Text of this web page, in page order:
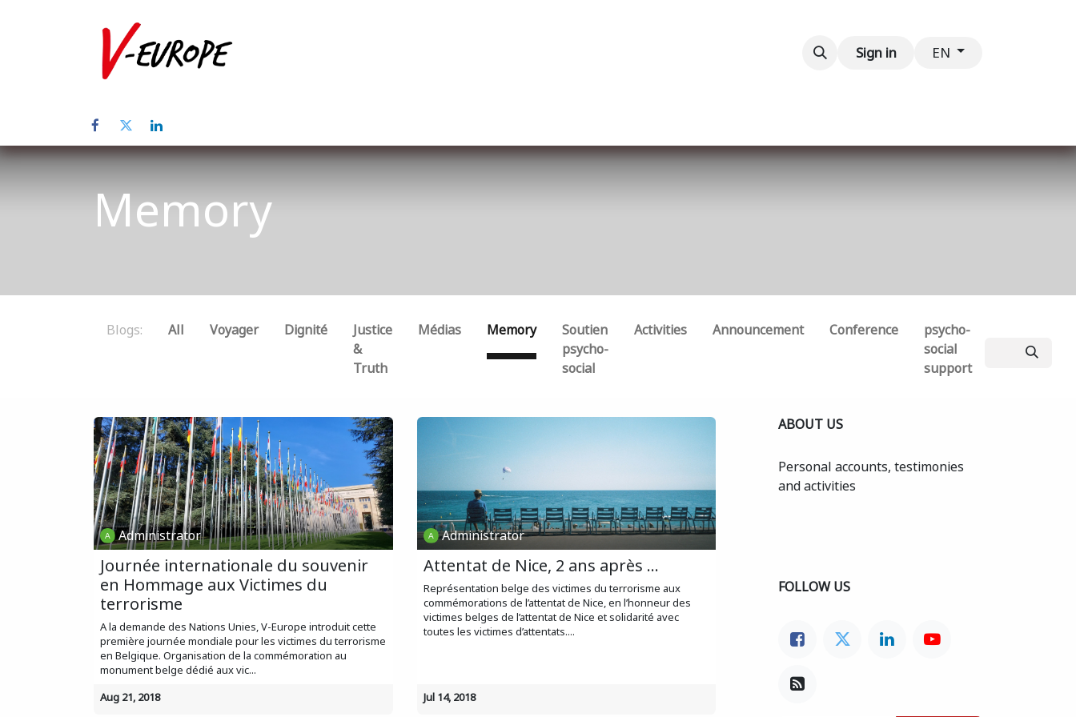
Sign in EN
Memory
Blogs: All Voyager Dignité
Justice
&
Truth
Médias Memory
Soutien
psycho-
social
Activities Announcement Conference
psycho-
social
support
Administrator
Journée internationale du souvenir
en Hommage aux Victimes du
terrorisme
A la demande des Nations Unies, V-Europe introduit cette
première journée mondiale pour les victimes du terrorisme
en Belgique. Organisation de la commémoration au
monument belge dédié aux vic...
Aug 21, 2018
Administrator
Attentat de Nice, 2 ans après ...
Représentation belge des victimes du terrorisme aux
commémorations de l’attentat de Nice, en l’honneur des
victimes belges de l’attentat de Nice et solidarité avec
toutes les victimes d’attentats....
Jul 14, 2018
ABOUT US
Personal accounts, testimonies
and activities
FOLLOW US